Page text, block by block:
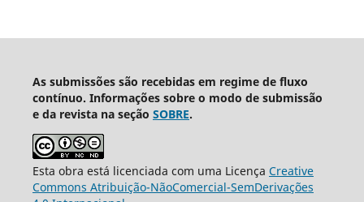
As submissões são recebidas em regime de fluxo
contínuo. Informações sobre o modo de submissão
e da revista na seção SOBRE.
Esta obra está licenciada com uma Licença Creative
Commons Atribuição-NãoComercial-SemDerivações